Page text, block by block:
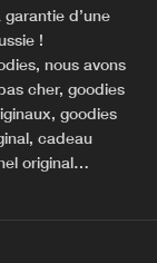
d’une
!
nous avons
cher, goodies
goodies
cadeau
original…